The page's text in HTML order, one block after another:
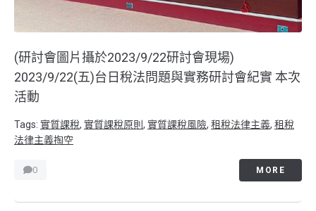
(研討會圖片攝於2023/9/22研討會現場)
2023/9/22(五)台日稅法問題與實務研討會紀實 本次
活動
Tags: 實質課稅, 實質課稅原則, 實質課稅風險, 租稅法律主義, 租稅
法律主義掏空
0 MORE